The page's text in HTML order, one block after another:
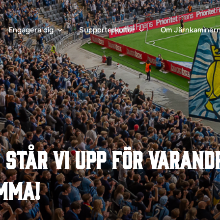
Engagera dig Supporterkultur Om
vi upp för